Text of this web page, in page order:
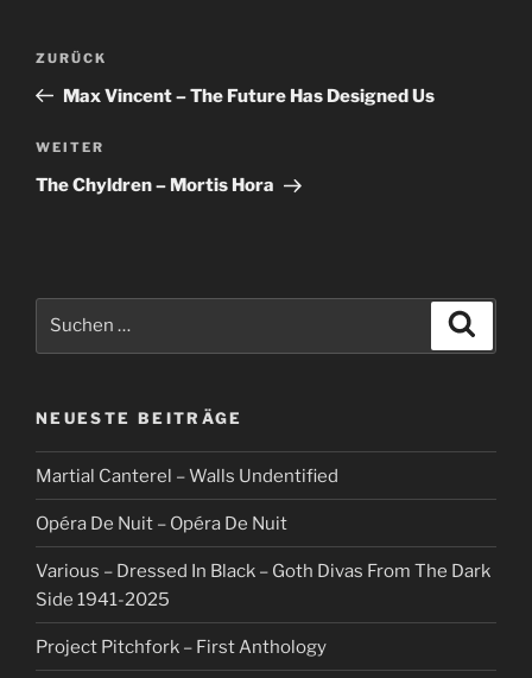
Beitragsnavigation
Vorheriger
Beitrag
ZURÜCK
Max Vincent – The Future Has Designed Us
Nächster
Beitrag
WEITER
The Chyldren ‎– Mortis Hora
NEUESTE BEITRÄGE
Martial Canterel – Walls Undentified
Opéra De Nuit – Opéra De Nuit
Various – Dressed In Black – Goth Divas From The Dark
Side 1941-2025
Project Pitchfork – First Anthology